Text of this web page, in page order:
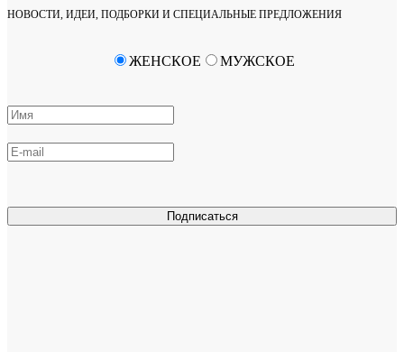
НОВОСТИ, ИДЕИ, ПОДБОРКИ И СПЕЦИАЛЬНЫЕ ПРЕДЛОЖЕНИЯ
Подписаться
ЖЕНСКОЕ МУЖСКОЕ